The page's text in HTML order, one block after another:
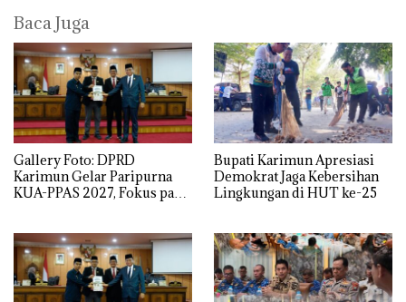
Baca Juga
Gallery Foto: DPRD
Karimun Gelar Paripurna
KUA-PPAS 2027, Fokus pada
Pertumbuhan Ekonomi
Bupati Karimun Apresiasi
Demokrat Jaga Kebersihan
Lingkungan di HUT ke-25